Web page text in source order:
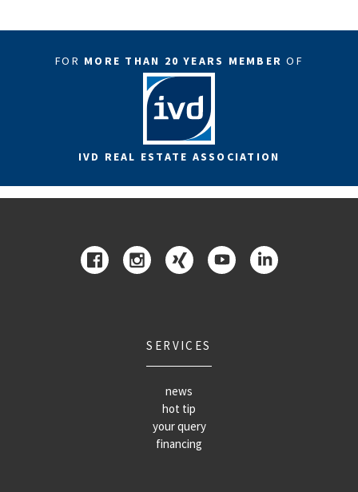
FOR MORE THAN 20 YEARS MEMBEROF
IVD REAL ESTATE ASSOCIATION
SERVICES
news
hot tip
your query
financing